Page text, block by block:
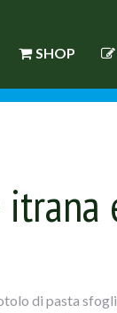
SHOP
di pasta